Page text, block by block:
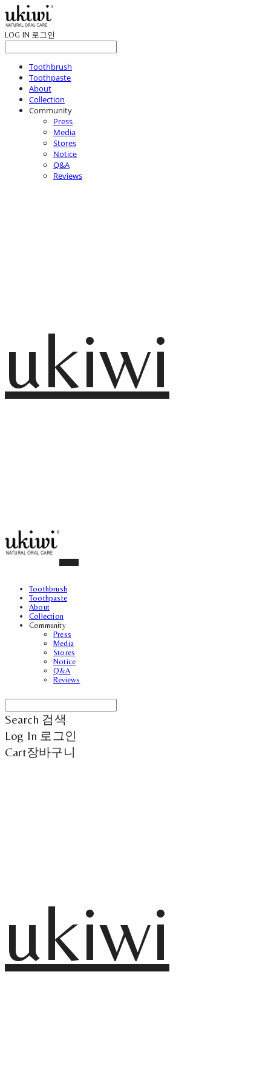
LOG IN 로그인
Toothbrush
Toothpaste
About
Collection
Community
Press
Media
Stores
Notice
Q&A
Reviews
ukiwi
Toothbrush
Toothpaste
About
Collection
Community
Press
Media
Stores
Notice
Q&A
Reviews
Search 검색
Log In 로그인
Cart장바구니
ukiwi